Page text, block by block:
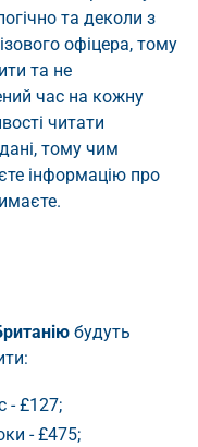
та деколи з
офіцера, тому
та не
час на кожну
читати
тому чим
інформацію про
будуть
- £127;
- £475;